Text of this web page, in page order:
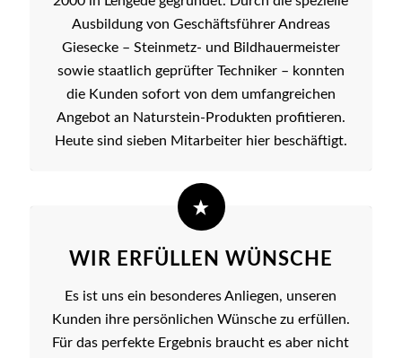
Ausbildung von Geschäftsführer Andreas
Giesecke – Steinmetz- und Bildhauermeister
sowie staatlich geprüfter Techniker – konnten
die Kunden sofort von dem umfangreichen
Angebot an Naturstein-Produkten profitieren.
Heute sind sieben Mitarbeiter hier beschäftigt.
WIR ERFÜLLEN WÜNSCHE
Es ist uns ein besonderes Anliegen, unseren
Kunden ihre persönlichen Wünsche zu erfüllen.
Für das perfekte Ergebnis braucht es aber nicht